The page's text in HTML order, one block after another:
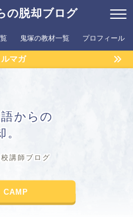
の脱却ブログ
鬼塚の教材一覧 プロフィール
マガ
からの
。
講師ブログ
CAMP